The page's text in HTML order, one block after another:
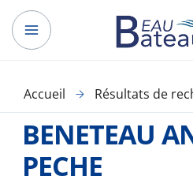
Accueil Résultats de
BENETEAU
PECHE